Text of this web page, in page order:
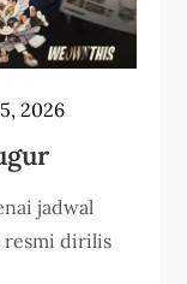
2026
jadwal
resmi dirilis